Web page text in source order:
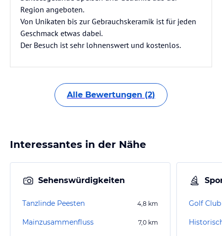
Region angeboten.
Von Unikaten bis zur Gebrauchskeramik ist für jeden
Geschmack etwas dabei.
Der Besuch ist sehr lohnenswert und kostenlos.
Alle Bewertungen (2)
Interessantes in der Nähe
Sehenswürdigkeiten
Tanzlinde Peesten 4,8 km
Mainzusammenfluss 7,0 km
Golf